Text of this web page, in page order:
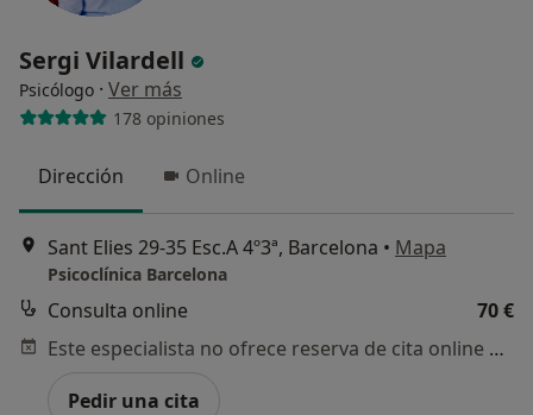
Sergi Vilardell
Psicólogo · Ver más
178 opiniones
Dirección Online
Sant Elies 29-35 Esc.A 4º3ª, Barcelona • Mapa
Psicoclínica Barcelona
Consulta online
70 €
Este especialista no ofrece reserva de cita online en esta dirección.
Pedir una cita